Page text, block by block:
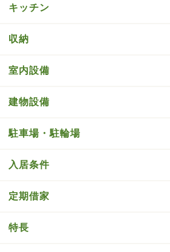
キッチン
収納
室内設備
建物設備
駐車場・駐輪場
入居条件
定期借家
特長